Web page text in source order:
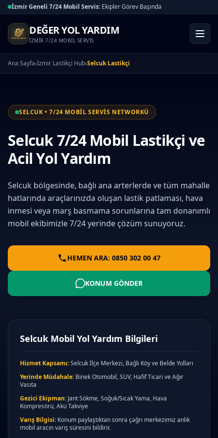
İzmir Geneli 7/24 Mobil Servis: Ekipler Görev Başında
DEĞER YOL YARDIM
İZMİR 7/24 MOBİL SERVİS
Ana Sayfa›İzmir Lastikçi Hub›Selcuk Lastikçi
SELCUK • 7/24 MOBİL SERVİS NETWORKÜ
Selcuk 7/24 Mobil Lastikçi ve
Acil Yol Yardım
Selcuk bölgesinde, bağlı ana arterlerde ve tüm mahalle
hatlarında araçlarınızda oluşan lastik patlaması, hava
inmesi veya marş basmama sorunlarına tam donanımlı
mobil ekibimizle 7/24 yerinde çözüm sunuyoruz.
HEMEN ARA: 0850 302 00 47
KONUM GÖNDER
Selcuk Mobil Yol Yardım Bilgileri
Hizmet Kapsamı:Selcuk İlçe Merkezi, Bağlı Köy ve Belde Yolları
Yerinde Müdahale: Binek Otomobil, SUV, Hafif Ticari ve Ağır
Vasıta
Gezici Ekipman: Jant Sökme, Soğuk/Sıcak Yama, Hava
Kompresörü, Akü Takviye
Varış Bilgisi: Konum paylaştıktan sonra çağrı merkezimiz anlık
mobil aracın varış süresini bildirir.